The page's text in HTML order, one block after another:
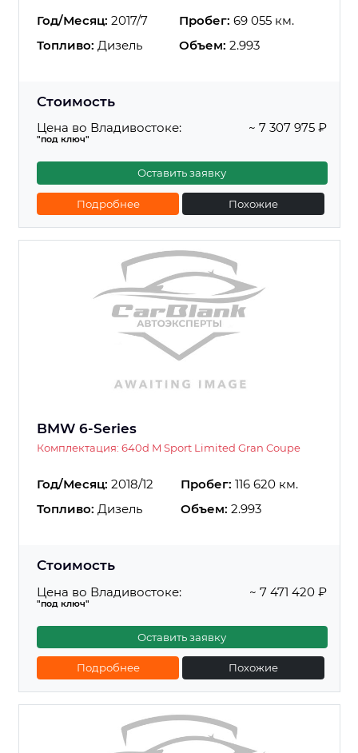
Год/Месяц: 2017/7 Пробег: 69 055 км.
Топливо: Дизель Объем: 2.993
Стоимость
Цена во Владивостоке:
"под ключ"
~ 7 307 975 ₽
Оставить заявку
Подробнее Похожие
BMW 6-Series
Комплектация: 640d M Sport Limited Gran Coupe
Год/Месяц: 2018/12 Пробег: 116 620 км.
Топливо: Дизель Объем: 2.993
Стоимость
Цена во Владивостоке:
"под ключ"
~ 7 471 420 ₽
Оставить заявку
Подробнее Похожие